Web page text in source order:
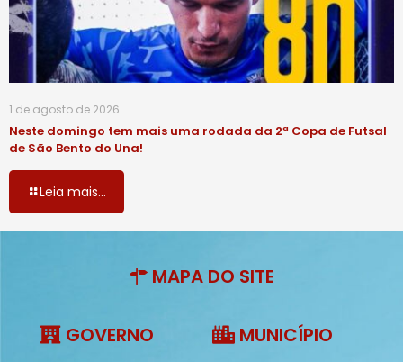
1 de agosto de 2026
Neste domingo tem mais uma rodada da 2ª Copa de Futsal
de São Bento do Una!
Leia mais...
MAPA DO SITE
GOVERNO MUNICÍPIO